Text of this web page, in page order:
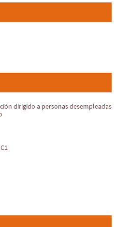
dirigido a personas desempleadas